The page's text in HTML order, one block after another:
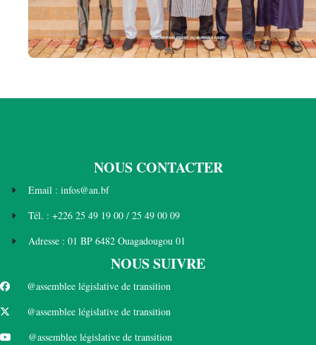
NOUS CONTACTER
Email : infos@an.bf
Tél. : +226 25 49 19 00 / 25 49 00 09
Adresse : 01 BP 6482 Ouagadougou 01
NOUS SUIVRE
@assemblee législative de transition
@assemblee législative de transition
@assemblee législative de transition